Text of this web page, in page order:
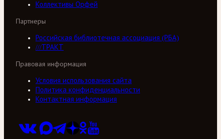
Коллективы Орфей
Партнеры
Российская библиотечная ассоциация (РБА)
///ТРАКТ
Правовая информация
Условия использования сайта
Политика конфиденциальности
Контактная информация